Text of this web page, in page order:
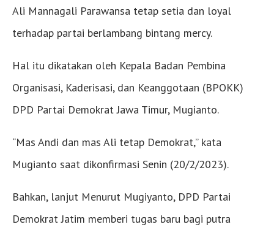
Ali Mannagali Parawansa tetap setia dan loyal
terhadap partai berlambang bintang mercy.
Hal itu dikatakan oleh Kepala Badan Pembina
Organisasi, Kaderisasi, dan Keanggotaan (BPOKK)
DPD Partai Demokrat Jawa Timur, Mugianto.
“Mas Andi dan mas Ali tetap Demokrat,” kata
Mugianto saat dikonfirmasi Senin (20/2/2023).
Bahkan, lanjut Menurut Mugiyanto, DPD Partai
Demokrat Jatim memberi tugas baru bagi putra